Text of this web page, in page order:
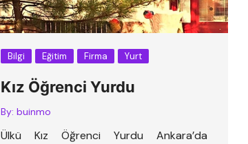
Bilgi Eğitim Firma Yurt
Kız Öğrenci Yurdu
By: buinmo
Ülkü Kız Öğrenci Yurdu Ankara’da